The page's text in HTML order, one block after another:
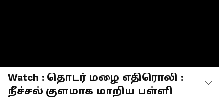
Watch : தொடர் மழை எதிரொலி :
நீச்சல் குளமாக மாறிய பள்ளி